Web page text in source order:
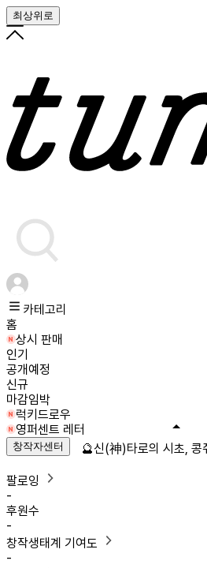
최상위로
카테고리
홈
상시 판매
인기
공개예정
신규
마감임박
럭키드로우
영퍼센트 레터
창작자센터
팔로잉
-
후원수
-
창작생태계 기여도
-
🔮신(神)타로의 시초, 콩